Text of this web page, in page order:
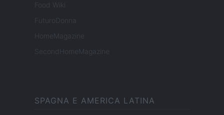
Food Wiki
FuturoDonna
HomeMagazine
SecondHomeMagazine
SPAGNA E AMERICA LATINA